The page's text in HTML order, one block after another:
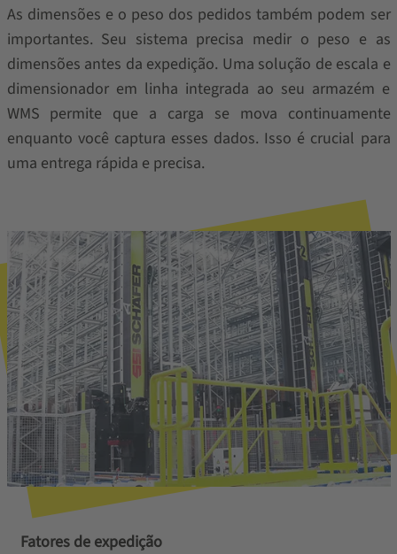
As dimensões e o peso dos pedidos também podem ser
importantes. Seu sistema precisa medir o peso e as
dimensões antes da expedição. Uma solução de escala e
dimensionador em linha integrada ao seu armazém e
WMS permite que a carga se mova continuamente
enquanto você captura esses dados. Isso é crucial para
uma entrega rápida e precisa.
Fatores de expedição